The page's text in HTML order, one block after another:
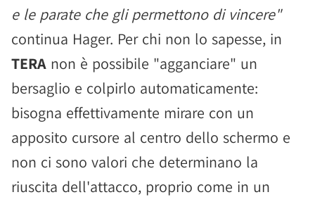
e le parate che gli permettono di vincere"
continua Hager. Per chi non lo sapesse, in
TERA non è possibile "agganciare" un
bersaglio e colpirlo automaticamente:
bisogna effettivamente mirare con un
apposito cursore al centro dello schermo e
non ci sono valori che determinano la
riuscita dell'attacco, proprio come in un